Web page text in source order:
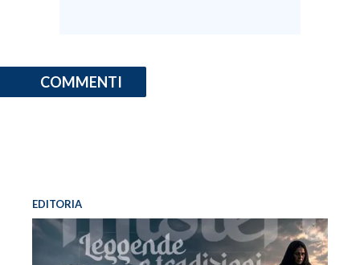
COMMENTI
EDITORIA